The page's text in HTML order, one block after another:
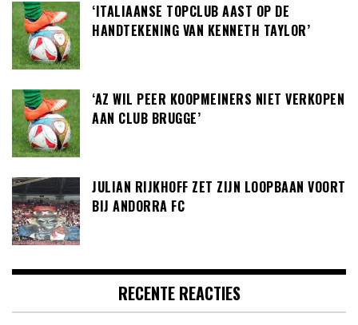
‘ITALIAANSE TOPCLUB AAST OP DE
HANDTEKENING VAN KENNETH TAYLOR’
‘AZ WIL PEER KOOPMEINERS NIET VERKOPEN
AAN CLUB BRUGGE’
JULIAN RIJKHOFF ZET ZIJN LOOPBAAN VOORT
BIJ ANDORRA FC
RECENTE REACTIES